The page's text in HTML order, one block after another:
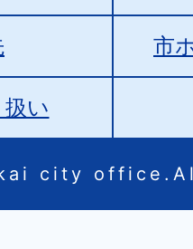
市
い
city